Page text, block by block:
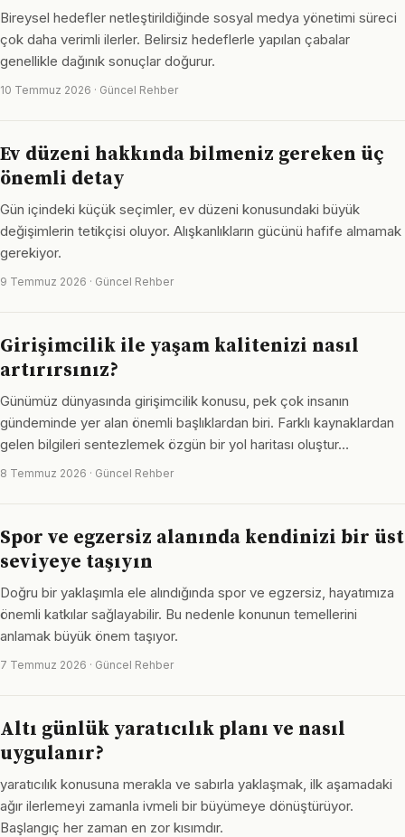
Bireysel hedefler netleştirildiğinde sosyal medya yönetimi süreci
çok daha verimli ilerler. Belirsiz hedeflerle yapılan çabalar
genellikle dağınık sonuçlar doğurur.
10 Temmuz 2026 · Güncel Rehber
Ev düzeni hakkında bilmeniz gereken üç
önemli detay
Gün içindeki küçük seçimler, ev düzeni konusundaki büyük
değişimlerin tetikçisi oluyor. Alışkanlıkların gücünü hafife almamak
gerekiyor.
9 Temmuz 2026 · Güncel Rehber
Girişimcilik ile yaşam kalitenizi nasıl
artırırsınız?
Günümüz dünyasında girişimcilik konusu, pek çok insanın
gündeminde yer alan önemli başlıklardan biri. Farklı kaynaklardan
gelen bilgileri sentezlemek özgün bir yol haritası oluştur…
8 Temmuz 2026 · Güncel Rehber
Spor ve egzersiz alanında kendinizi bir üst
seviyeye taşıyın
Doğru bir yaklaşımla ele alındığında spor ve egzersiz, hayatımıza
önemli katkılar sağlayabilir. Bu nedenle konunun temellerini
anlamak büyük önem taşıyor.
7 Temmuz 2026 · Güncel Rehber
Altı günlük yaratıcılık planı ve nasıl
uygulanır?
yaratıcılık konusuna merakla ve sabırla yaklaşmak, ilk aşamadaki
ağır ilerlemeyi zamanla ivmeli bir büyümeye dönüştürüyor.
Başlangıç her zaman en zor kısımdır.